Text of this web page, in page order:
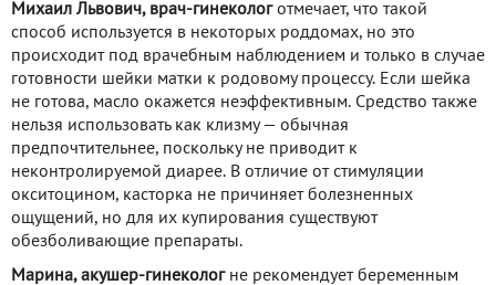
Михаил Львович, врач-гинекологотмечает, что такой
способ используется в некоторых роддомах, но это
происходит под врачебным наблюдением и только в случае
готовности шейки матки к родовому процессу. Если шейка
не готова, масло окажется неэффективным. Средство также
нельзя использовать как клизму — обычная
предпочтительнее, поскольку не приводит к
неконтролируемой диарее. В отличие от стимуляции
окситоцином, касторка не причиняет болезненных
ощущений, но для их купирования существуют
обезболивающие препараты.
Марина, акушер-гинекологне рекомендует беременным